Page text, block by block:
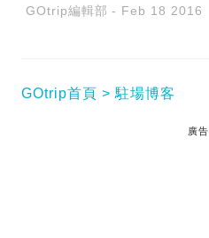
GOtrip編輯部 Feb 18 2016
GOtrip首頁 駐場博客
廣告